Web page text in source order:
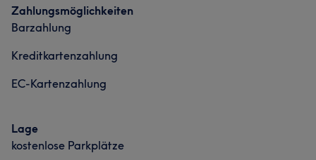
Zahlungsmöglichkeiten
Barzahlung
Kreditkartenzahlung
EC-Kartenzahlung
Lage
kostenlose Parkplätze